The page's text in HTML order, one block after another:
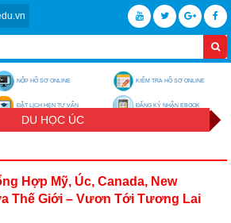
NỘP HỒ SƠ ONLINE KIỂM TRA HỒ SƠ ONLINE
ĐẶT LỊCH HẸN TƯ VẤN ĐĂNG KÝ NHẬN EBOOK
DU HỌC ÚC
Hợp Mỹ, Úc, Canada, New
Thế Giới – Vươn Tới Tương Lai